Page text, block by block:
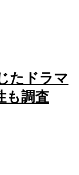
たドラマ
も調査